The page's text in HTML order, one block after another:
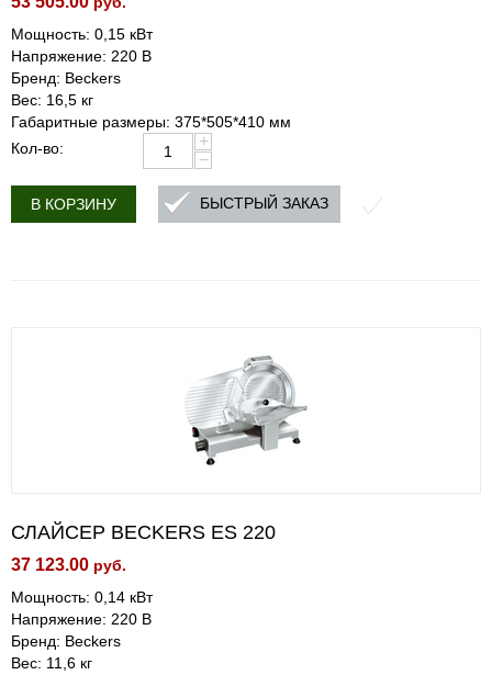
Мощность: 0,15 кВт
Напряжение: 220 В
Бренд: Beckers
Вес: 16,5 кг
Габаритные размеры: 375*505*410 мм
Кол-во:
+
−
В КОРЗИНУ БЫСТРЫЙ ЗАКАЗ
СЛАЙСЕР BECKERS ES 220
37 123.00 руб.
Мощность: 0,14 кВт
Напряжение: 220 В
Бренд: Beckers
Вес: 11,6 кг